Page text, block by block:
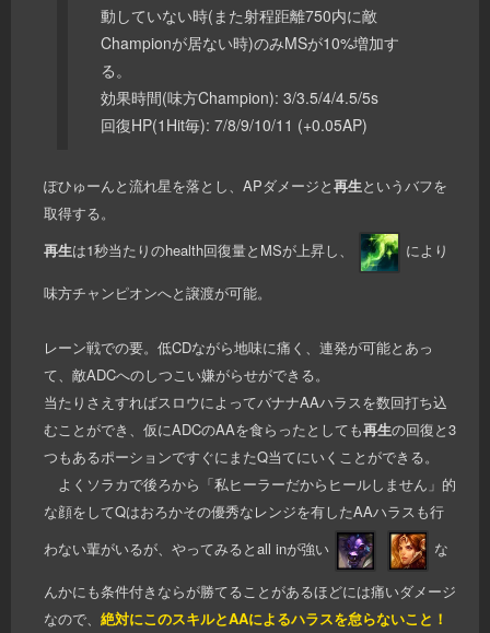
動していない時(また射程距離750内に敵
Championが居ない時)のみMSが10%増加す
る。
効果時間(味方Champion): 3/3.5/4/4.5/5s
回復HP(1Hit毎): 7/8/9/10/11 (+0.05AP)
ぽひゅーんと流れ星を落とし、APダメージと再生というバフを
取得する。
再生は1秒当たりのhealth回復量とMSが上昇し、 により
味方チャンピオンへと譲渡が可能。
レーン戦での要。低CDながら地味に痛く、連発が可能とあっ
て、敵ADCへのしつこい嫌がらせができる。
当たりさえすればスロウによってバナナAAハラスを数回打ち込
むことができ、仮にADCのAAを食らったとしても再生の回復と3
つもあるポーションですぐにまたQ当てにいくことができる。
よくソラカで後ろから「私ヒーラーだからヒールしません」的
な顔をしてQはおろかその優秀なレンジを有したAAハラスも行
わない輩がいるが、やってみるとall inが強い
な
んかにも条件付きならが勝てることがあるほどには痛いダメージ
なので、 絶対にこのスキルとAAによるハラスを怠らないこと！